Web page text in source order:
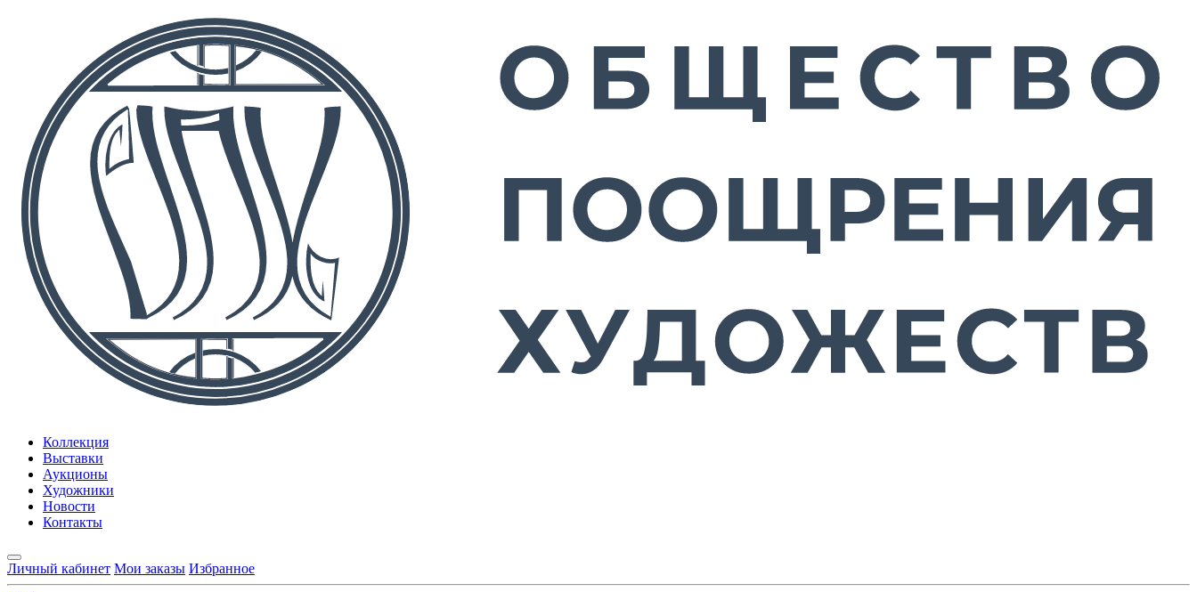
Коллекция
Выставки
Аукционы
Художники
Новости
Контакты
Личный кабинет Мои заказы Избранное